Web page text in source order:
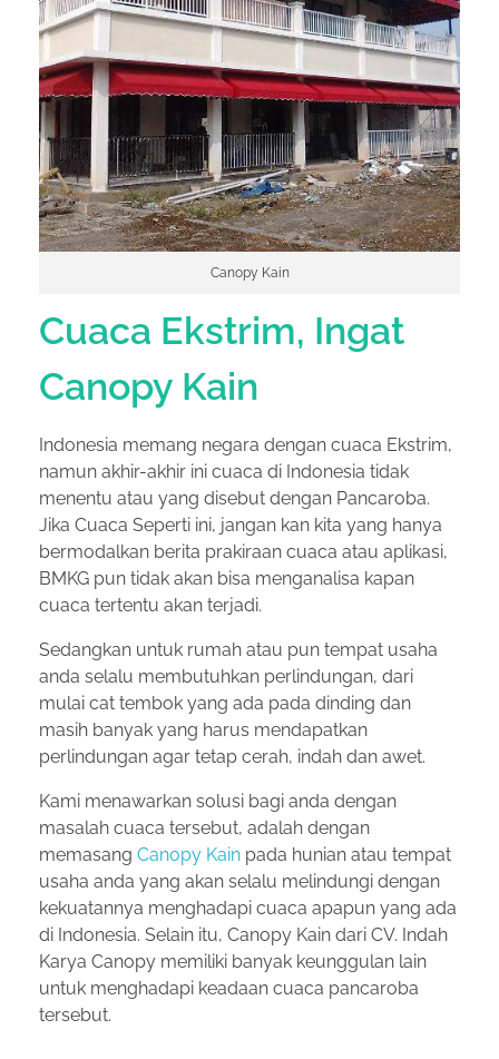
Canopy Kain
Cuaca Ekstrim, Ingat
Canopy Kain
Indonesia memang negara dengan cuaca Ekstrim,
namun akhir-akhir ini cuaca di Indonesia tidak
menentu atau yang disebut dengan Pancaroba.
Jika Cuaca Seperti ini, jangan kan kita yang hanya
bermodalkan berita prakiraan cuaca atau aplikasi,
BMKG pun tidak akan bisa menganalisa kapan
cuaca tertentu akan terjadi.
Sedangkan untuk rumah atau pun tempat usaha
anda selalu membutuhkan perlindungan, dari
mulai cat tembok yang ada pada dinding dan
masih banyak yang harus mendapatkan
perlindungan agar tetap cerah, indah dan awet.
Kami menawarkan solusi bagi anda dengan
masalah cuaca tersebut, adalah dengan
memasang Canopy Kain pada hunian atau tempat
usaha anda yang akan selalu melindungi dengan
kekuatannya menghadapi cuaca apapun yang ada
di Indonesia. Selain itu, Canopy Kain dari CV. Indah
Karya Canopy memiliki banyak keunggulan lain
untuk menghadapi keadaan cuaca pancaroba
tersebut.